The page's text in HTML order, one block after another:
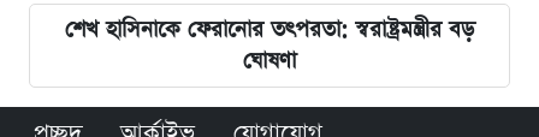
শেখ হাসিনাকে ফেরানোর তৎপরতা: স্বরাষ্ট্রমন্ত্রীর বড়
ঘোষণা